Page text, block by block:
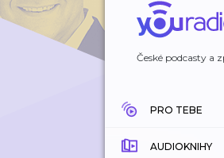
České podcasty a
PRO TEBE
AUDIOKNIHY